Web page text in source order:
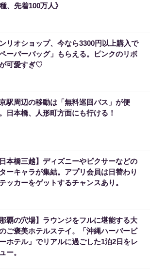
、先着100万人》
リオショップ、今なら3300円以上購入で
ペーパーバッグ」もらえる。ピンクのリボ
可愛すぎ♡
駅周辺の移動は「無料巡回バス」が便
日本橋、人形町方面にも行ける！
日本橋三越】ディズニーやピクサーなどの
ーキャラが集結。アプリ会員は日替わり
ッカーをゲットするチャンスあり。
那覇の穴場】ラウンジをフルに堪能する大
ご褒美ホテルステイ。「沖縄ハーバービ
ホテル」でリアルに過ごした1泊2日をレ
ー。